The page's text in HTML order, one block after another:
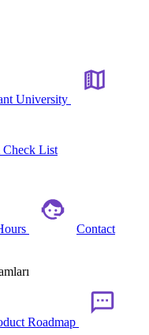
University
List
Contact
Roadmap